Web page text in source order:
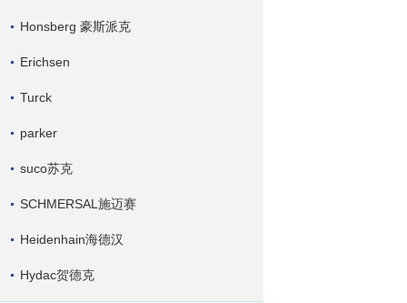
Honsberg 豪斯派克
Erichsen
Turck
parker
suco苏克
SCHMERSAL施迈赛
Heidenhain海德汉
Hydac贺德克